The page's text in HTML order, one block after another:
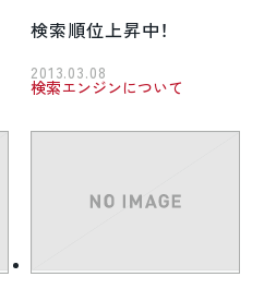
検索順位上昇中！
2013.03.08
検索エンジンについて